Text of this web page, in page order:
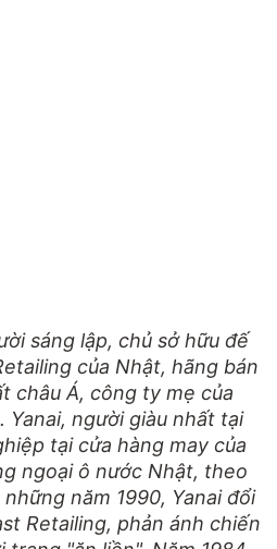
sáng lập, chủ sở hữu đế
của Nhật, hãng bán
châu Á, công ty mẹ của
Yanai, người giàu nhất tại
tại cửa hàng may của
ngoại ô nước Nhật, theo
năm 1990, Yanai đổi
Retailing, phản ánh chiến